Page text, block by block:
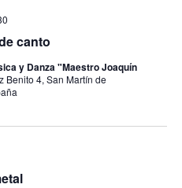
canto
y Danza "Maestro Joaquín
Benito 4, San Martín de